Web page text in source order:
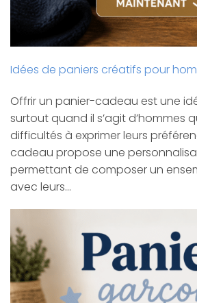
Idées de paniers créatifs pour
Offrir un panier-cadeau est une
surtout quand il s’agit d’hommes
difficultés à exprimer leurs
cadeau propose une
permettant de composer un
avec leurs…